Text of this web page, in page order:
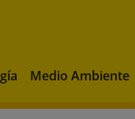
Medio Ambiente